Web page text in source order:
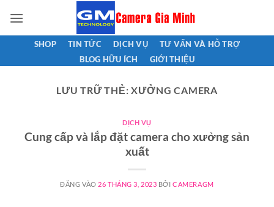
qua
nội
SHOP TIN TỨC DỊCH VỤ
TƯ VẤN VÀ HỖ TRỢ
BLOG HỮU ÍCH
GIỚI THIỆU
LƯU TRỮ THẺ:XƯỞNG CAMERA
DỊCH VỤ
Cung cấp và lắp đặt camera cho xưởng sản
xuất
ĐĂNG VÀO 26 THÁNG 3, 2023 BỞICAMERAGM